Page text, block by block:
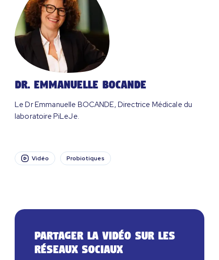
Dr. Emmanuelle Bocande
Le Dr Emmanuelle BOCANDE, Directrice Médicale du
laboratoire PiLeJe.
Vidéo Probiotiques
Partager la vidéo sur les
réseaux sociaux